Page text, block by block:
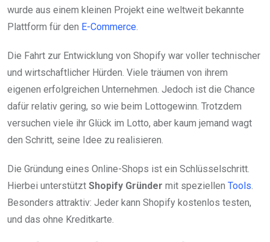
wurde aus einem kleinen Projekt eine weltweit bekannte
Plattform für den E-Commerce.
Die Fahrt zur Entwicklung von Shopify war voller technischer
und wirtschaftlicher Hürden. Viele träumen von ihrem
eigenen erfolgreichen Unternehmen. Jedoch ist die Chance
dafür relativ gering, so wie beim Lottogewinn. Trotzdem
versuchen viele ihr Glück im Lotto, aber kaum jemand wagt
den Schritt, seine Idee zu realisieren.
Die Gründung eines Online-Shops ist ein Schlüsselschritt.
Hierbei unterstützt Shopify Gründer mit speziellen Tools.
Besonders attraktiv: Jeder kann Shopify kostenlos testen,
und das ohne Kreditkarte.